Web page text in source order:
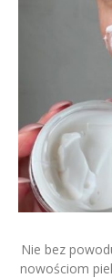
Nie bez
nowościom